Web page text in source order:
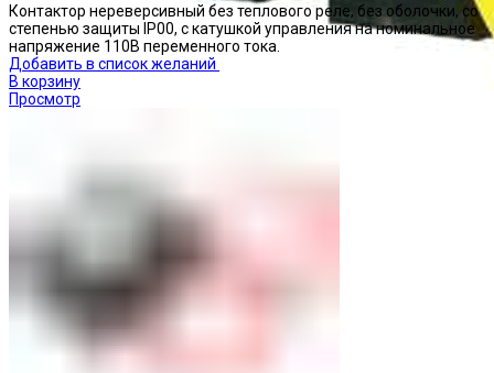
Контактор нереверсивный без теплового реле, без оболочки, со
степенью защиты IP00, с катушкой управления на номинальное
напряжение 110В переменного тока.
Добавить в список желаний
В корзину
Просмотр